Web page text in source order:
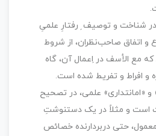
در شناخت و توصیف ِ رفتارِ علمیِ
اتفاق صاحب‌نظران، از شروط
مع الأسف در اِعمال آن، گاه
و افراط و تفریط شده است.
و «امانتداری» علمی، در تصحیح
است و مثلاً در یک دستنوشتِ
حتی دربردارنده خصائص